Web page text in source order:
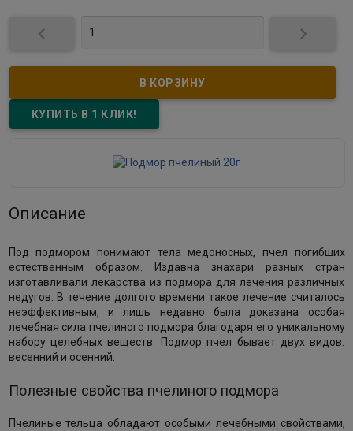
 
Описание
Под подмором понимают тела медоносных, пчел погибших
естественным образом. Издавна знахари разных стран
изготавливали лекарства из подмора для лечения различных
недугов. В течение долгого времени такое лечение считалось
неэффективным, и лишь недавно была доказана особая
лечебная сила пчелиного подмора благодаря его уникальному
набору целебных веществ. Подмор пчел бывает двух видов:
весенний и осенний.
Полезные свойства пчелиного подмора
Пчелиные тельца обладают особыми лечебными свойствами,